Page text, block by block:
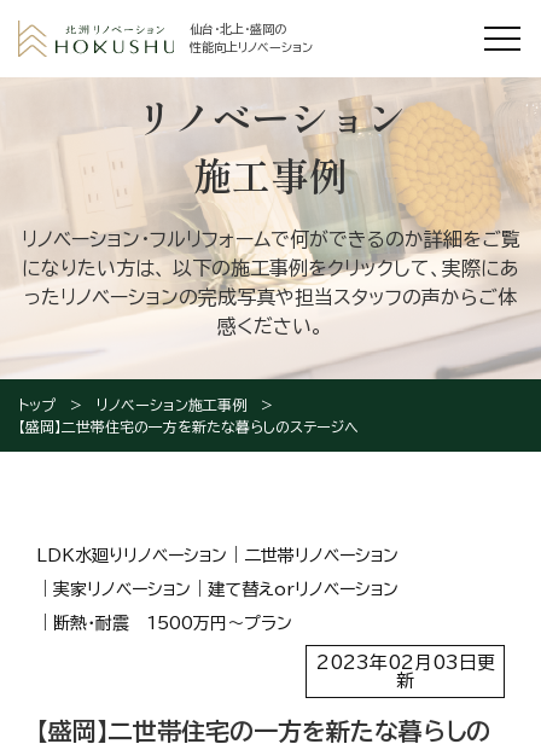
仙台・北上・盛岡の
性能向上リノベーション
リノベーション
施工事例
リノベーション・フルリフォームで何ができるのか詳細をご覧
になりたい方は、
以下の施工事例をクリックして、実際にあ
ったリノベーションの完成写真や担当スタッフの声からご体
感ください。
トップ
リノベーション施工事例
【盛岡】二世帯住宅の一方を新たな暮らしのステージへ
LDK水廻りリノベーション
二世帯リノベーション
実家リノベーション
建て替えorリノベーション
断熱・耐震
1500万円〜プラン
2023年02月03日更
新
【盛岡】二世帯住宅の一方を新たな暮らしの